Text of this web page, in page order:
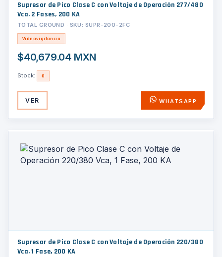
Supresor de Pico Clase C con Voltaje de Operación 277/480
Vca, 2 Fases, 200 KA
TOTAL GROUND · SKU: SUPR-200-2FC
Videovigilancia
$40,679.04 MXN
Stock: 0
VER WHATSAPP
Supresor de Pico Clase C con Voltaje de Operación 220/380
Vca, 1 Fase, 200 KA